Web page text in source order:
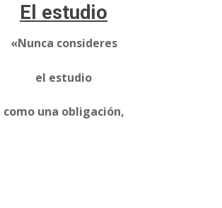
El estudio
«Nunca consideres
el estudio
como una obligación,